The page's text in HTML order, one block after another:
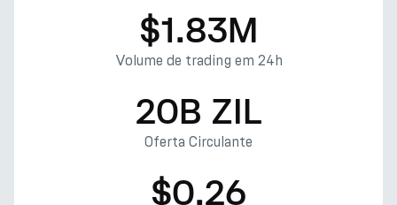
$1.83M
Volume de trading em 24h
20B ZIL
Oferta Circulante
$0.26